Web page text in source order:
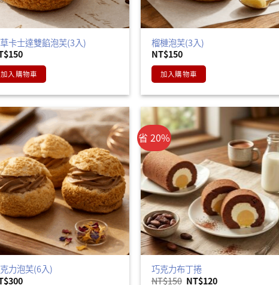
卡士達雙餡泡芙(3入)
150
加入購物車
榴槤泡芙(3入)
NT$150
加入購物車
力泡芙(6入)
300
省 20%
巧克力布丁捲
NT$150 原
NT$120目